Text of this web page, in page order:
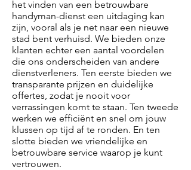
het vinden van een betrouwbare
handyman-dienst een uitdaging kan
zijn, vooral als je net naar een nieuwe
stad bent verhuisd. We bieden onze
klanten echter een aantal voordelen
die ons onderscheiden van andere
dienstverleners. Ten eerste bieden we
transparante prijzen en duidelijke
offertes, zodat je nooit voor
verrassingen komt te staan. Ten tweede
werken we efficiënt en snel om jouw
klussen op tijd af te ronden. En ten
slotte bieden we vriendelijke en
betrouwbare service waarop je kunt
vertrouwen.